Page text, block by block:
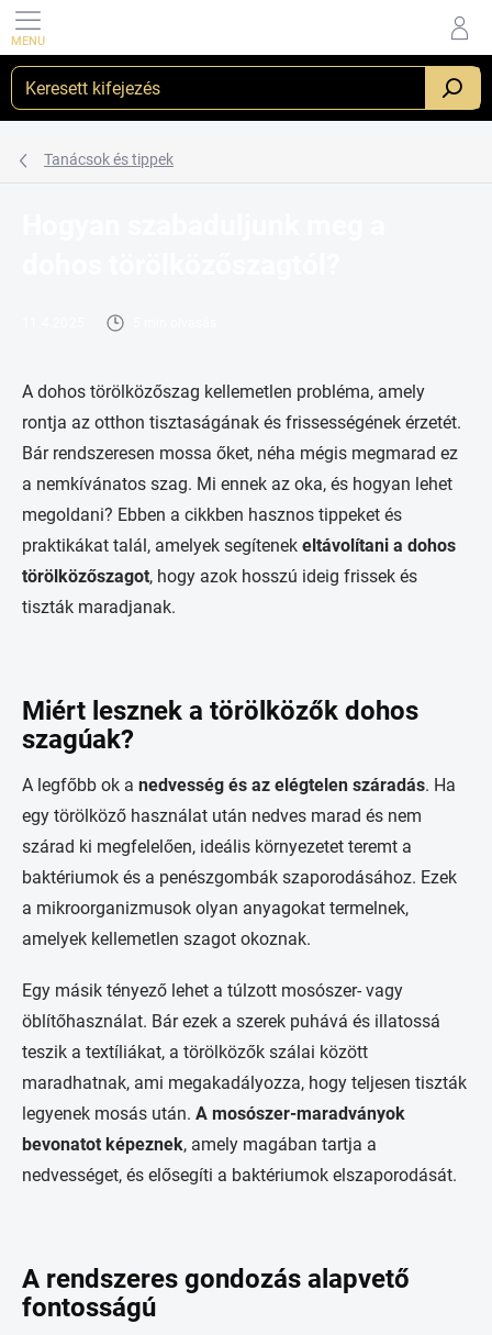
Ugrás
fő
tartalomhoz
_
Tanácsok és tippek
A dohos törölközőszag kellemetlen probléma, amely
rontja az otthon tisztaságának és frissességének érzetét.
Bár rendszeresen mossa őket, néha mégis megmarad ez
a nemkívánatos szag. Mi ennek az oka, és hogyan lehet
megoldani? Ebben a cikkben hasznos tippeket és
praktikákat talál, amelyek segítenek eltávolítani a dohos
törölközőszagot, hogy azok hosszú ideig frissek és
tiszták maradjanak.
Miért lesznek a törölközők dohos
szagúak?
A legfőbb ok a nedvesség és az elégtelen száradás. Ha
egy törölköző használat után nedves marad és nem
szárad ki megfelelően, ideális környezetet teremt a
baktériumok és a penészgombák szaporodásához. Ezek
a mikroorganizmusok olyan anyagokat termelnek,
amelyek kellemetlen szagot okoznak.
Egy másik tényező lehet a túlzott mosószer- vagy
öblítőhasználat. Bár ezek a szerek puhává és illatossá
teszik a textíliákat, a törölközők szálai között
maradhatnak, ami megakadályozza, hogy teljesen tiszták
legyenek mosás után. A mosószer-maradványok
bevonatot képeznek, amely magában tartja a
nedvességet, és elősegíti a baktériumok elszaporodását.
A rendszeres gondozás alapvető
fontosságú